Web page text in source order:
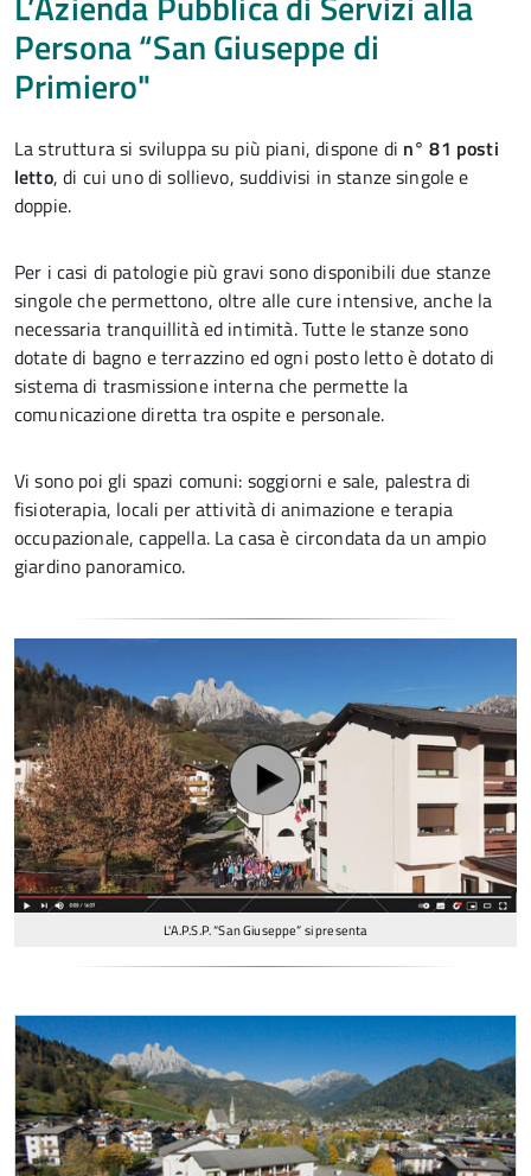
Persona “San Giuseppe di
Primiero"
La struttura si sviluppa su più piani, dispone di n° 81 posti
letto, di cui uno di sollievo, suddivisi in stanze singole e
doppie.
Per i casi di patologie più gravi sono disponibili due stanze
singole che permettono, oltre alle cure intensive, anche la
necessaria tranquillità ed intimità. Tutte le stanze sono
dotate di bagno e terrazzino ed ogni posto letto è dotato di
sistema di trasmissione interna che permette la
comunicazione diretta tra ospite e personale.
Vi sono poi gli spazi comuni: soggiorni e sale, palestra di
fisioterapia, locali per attività di animazione e terapia
occupazionale, cappella. La casa è circondata da un ampio
giardino panoramico.
L'A.P.S.P. “San Giuseppe” si presenta